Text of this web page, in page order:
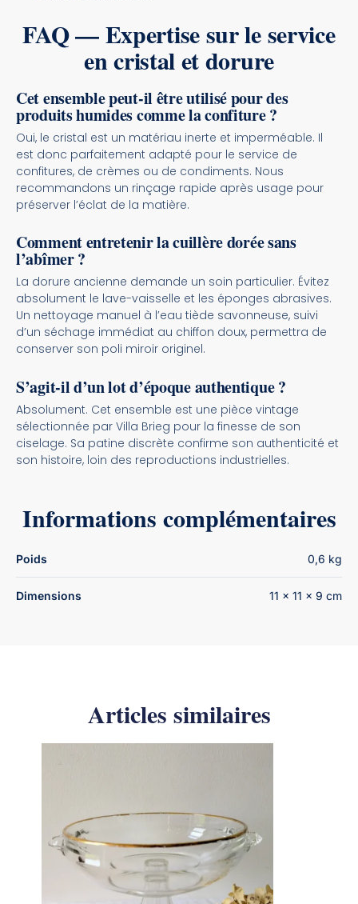
FAQ — Expertise sur le service
en cristal et dorure
Cet ensemble peut-il être utilisé pour des
produits humides comme la confiture ?
Oui, le cristal est un matériau inerte et imperméable. Il
est donc parfaitement adapté pour le service de
confitures, de crèmes ou de condiments. Nous
recommandons un rinçage rapide après usage pour
préserver l’éclat de la matière.
Comment entretenir la cuillère dorée sans
l’abîmer ?
La dorure ancienne demande un soin particulier. Évitez
absolument le lave-vaisselle et les éponges abrasives.
Un nettoyage manuel à l’eau tiède savonneuse, suivi
d’un séchage immédiat au chiffon doux, permettra de
conserver son poli miroir originel.
S’agit-il d’un lot d’époque authentique ?
Absolument. Cet ensemble est une pièce vintage
sélectionnée par Villa Brieg pour la finesse de son
ciselage. Sa patine discrète confirme son authenticité et
son histoire, loin des reproductions industrielles.
Informations complémentaires
Poids 0,6 kg
Dimensions 11 × 11 × 9 cm
Articles similaires